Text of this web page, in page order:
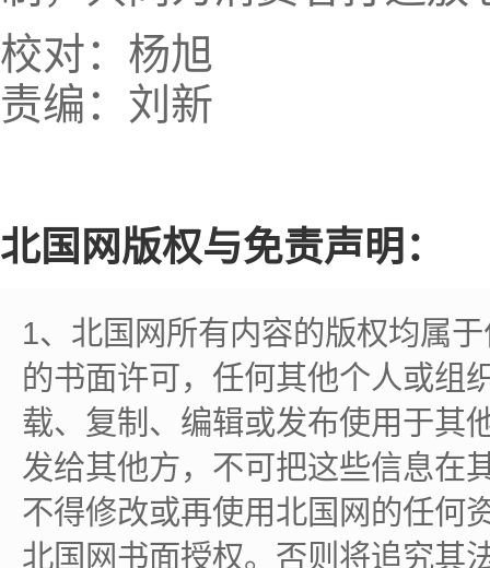
校对：杨旭
责编：刘新
北国网版权与免责声明：
1、北国网所有内容的版权均属
的书面许可，任何其他个人或组
载、复制、编辑或发布使用于其
发给其他方，不可把这些信息在
不得修改或再使用北国网的任何
北国网书面授权。否则将追究其